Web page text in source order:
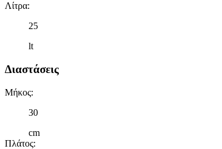
Λίτρα:
25
lt
Διαστάσεις
Μήκος:
30
cm
Πλάτος: